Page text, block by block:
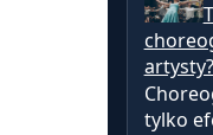
artysty?
tylko